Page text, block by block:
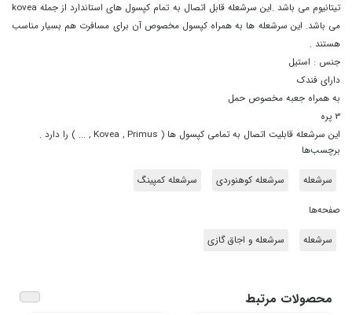
تیتانیوم می باشد .این سرشعله قابل اتصال به تمام کپسول های استاندارد از جمله kovea
می باشد. این سرشعله ها به همراه کپسول مخصوص آن برای مسافرت هم بسیار مناسب
هستند .
جنس : استیل
دارای فندک
به همراه جعبه مخصوص حمل
3 پره
این سرشعله قابلیت اتصال به تمامی کپسول ها ( Kovea , Primus , ... ) را دارد .
برچسب‌ها
سرشعله سرشعله کوهنوردی سرشعله کمپینگ
صفحه‌ها
سرشعله سرشعله و اجاق گازی
محصولات مرتبط